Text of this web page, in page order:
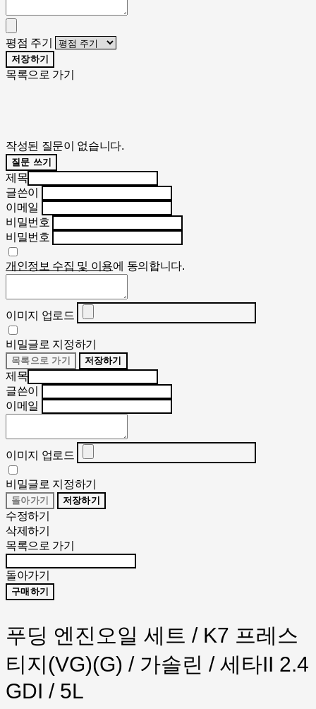
평점 주기
저장하기
목록으로 가기
작성된 질문이 없습니다.
질문 쓰기
제목
글쓴이
이메일
비밀번호
비밀번호
개인정보 수집 및 이용에 동의합니다.
이미지 업로드
비밀글로 지정하기
목록으로 가기 저장하기
제목
글쓴이
이메일
이미지 업로드
비밀글로 지정하기
돌아가기 저장하기
수정하기
삭제하기
목록으로 가기
돌아가기
구매하기
푸딩 엔진오일 세트 / K7 프레스
티지(VG)(G) / 가솔린 / 세타II 2.4
GDI / 5L